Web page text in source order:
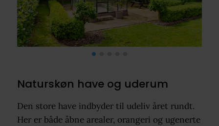
Naturskøn have og uderum
Den store have indbyder til udeliv året rundt.
Her er både åbne arealer, orangeri og ugenerte